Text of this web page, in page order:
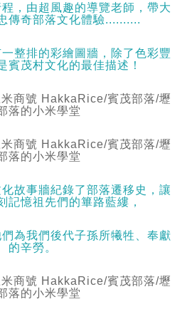
，由超風趣的導覽老師，帶大
傳奇部落文化體驗..........
整排的彩繪圖牆，除了色彩豐
賓茂村文化的最佳描述！
故事牆紀錄了部落遷移史，讓
記憶祖先們的篳路藍縷，
為我們後代子孫所犧牲、奉獻
的辛勞。